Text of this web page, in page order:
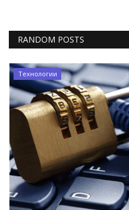
RANDOM POSTS
Технологии